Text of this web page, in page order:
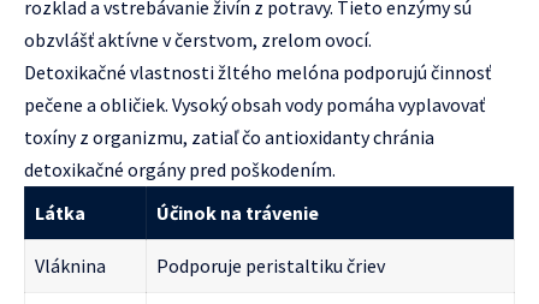
rozklad a vstrebávanie živín z potravy. Tieto enzýmy sú
obzvlášť aktívne v čerstvom, zrelom ovocí.
Detoxikačné vlastnosti žltého melóna podporujú činnosť
pečene a obličiek. Vysoký obsah vody pomáha vyplavovať
toxíny z organizmu, zatiaľ čo antioxidanty chránia
detoxikačné orgány pred poškodením.
Látka
Účinok na trávenie
Vláknina Podporuje peristaltiku čriev